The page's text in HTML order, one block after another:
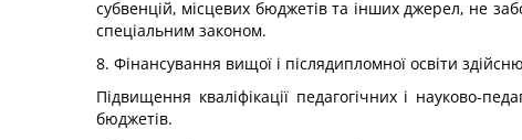
субвенцій, місцевих бюджетів та інших джерел, не
спеціальним законом.
8. Фінансування вищої і післядипломної освіти
Підвищення кваліфікації педагогічних і науково-
бюджетів.